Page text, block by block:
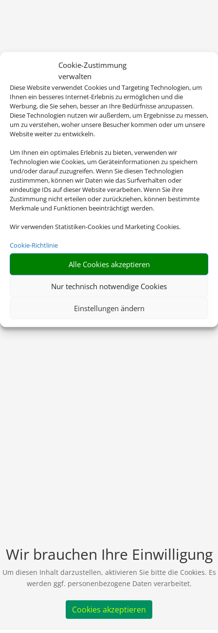
Cookie-Zustimmung
verwalten
Diese Website verwendet Cookies und Targeting Technologien, um
Ihnen ein besseres Internet-Erlebnis zu ermöglichen und die
Werbung, die Sie sehen, besser an Ihre Bedürfnisse anzupassen.
Diese Technologien nutzen wir außerdem, um Ergebnisse zu messen,
um zu verstehen, woher unsere Besucher kommen oder um unsere
Website weiter zu entwickeln.
Um Ihnen ein optimales Erlebnis zu bieten, verwenden wir
Technologien wie Cookies, um Geräteinformationen zu speichern
und/oder darauf zuzugreifen. Wenn Sie diesen Technologien
zustimmmen, können wir Daten wie das Surfverhalten oder
eindeutige IDs auf dieser Website verarbeiten. Wenn Sie ihre
Zustimmung nicht erteilen oder zurückziehen, können bestimmte
Merkmale und Funktionen beeinträchtigt werden.
Wir verwenden Statistiken-Cookies und Marketing Cookies.
Cookie-Richtlinie
Alle Cookies akzeptieren
Nur technisch notwendige Cookies
Einstellungen ändern
Wir brauchen Ihre Einwilligung
Um diesen Inhalt darzustellen, aktivieren Sie bitte die Cookies. Es
werden ggf. personenbezogene Daten verarbeitet.
Cookies akzeptieren